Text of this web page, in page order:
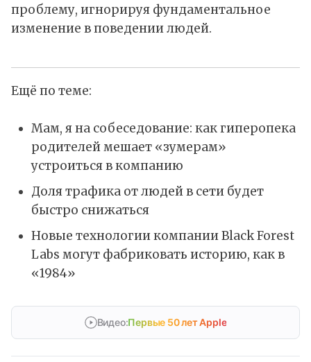
проблему, игнорируя фундаментальное
изменение в поведении людей.
Ещё по теме:
Мам, я на собеседование: как гиперопека
родителей мешает «зумерам»
устроиться в компанию
Доля трафика от людей в сети будет
быстро снижаться
Новые технологии компании Black Forest
Labs могут фабриковать историю, как в
«1984»
Видео:Первые 50 лет Apple